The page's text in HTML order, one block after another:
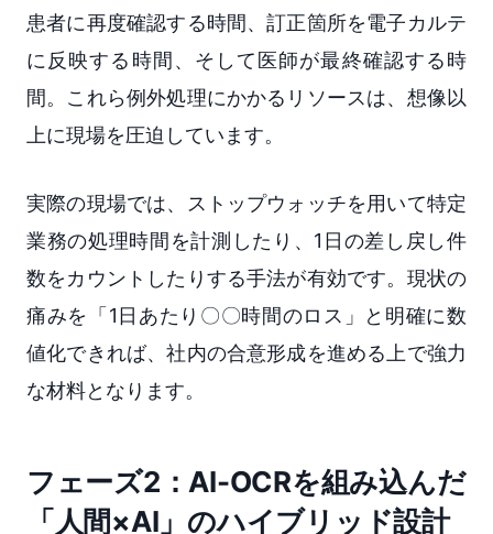
患者に再度確認する時間、訂正箇所を電子カルテ
に反映する時間、そして医師が最終確認する時
間。これら例外処理にかかるリソースは、想像以
上に現場を圧迫しています。
実際の現場では、ストップウォッチを用いて特定
業務の処理時間を計測したり、1日の差し戻し件
数をカウントしたりする手法が有効です。現状の
痛みを「1日あたり〇〇時間のロス」と明確に数
値化できれば、社内の合意形成を進める上で強力
な材料となります。
フェーズ2：AI-OCRを組み込んだ
「人間×AI」のハイブリッド設計